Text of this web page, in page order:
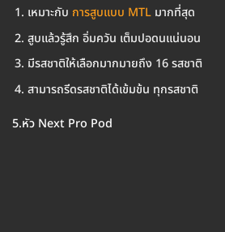
เหมาะกับ การสูบแบบ MTLมากที่สุด
สูบแล้วรู้สึก อิ่มควัน เต็มปอดนแน่นอน
มีรสชาติให้เลือกมากมายถึง 16 รสชาติ
สามารถรีดรสชาติได้เข้มข้น ทุกรสชาติ
5.หัว Next Pro Pod